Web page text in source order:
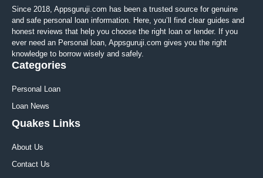
Since 2018, Appsguruji.com has been a trusted source for genuine
and safe personal loan information. Here, you’ll find clear guides and
honest reviews that help you choose the right loan or lender. If you
ever need an Personal loan, Appsguruji.com gives you the right
knowledge to borrow wisely and safely.
Categories
Personal Loan
Loan News
Quakes Links
About Us
Contact Us